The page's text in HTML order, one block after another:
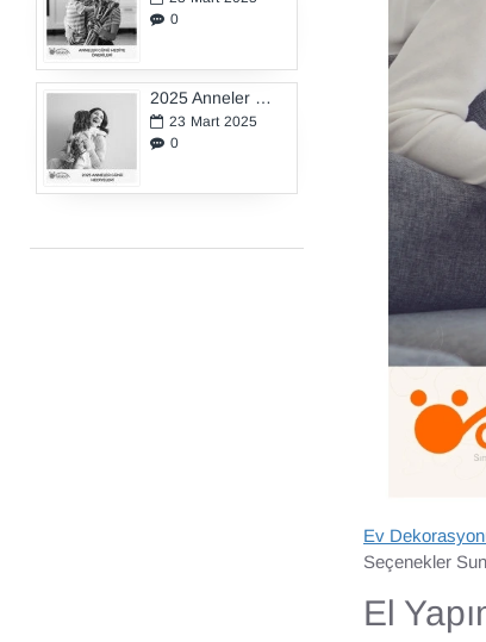
0
2025 Anneler Günü Hediyeleri
23 Mart 2025
0
Ev
Seçenekler
El